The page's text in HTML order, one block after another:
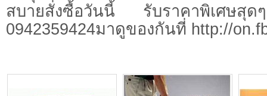
สบายสั่งซื้อวันนี้ รับราคาพิเศษสุ
0942359424มาดูของกันที่ http://